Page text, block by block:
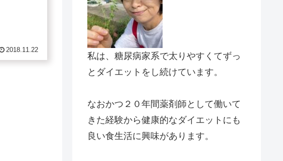
2018.11.22
私は、糖尿病家系で太りやすくてずっ
とダイエットをし続けています。
なおかつ２０年間薬剤師として働いて
きた経験から健康的なダイエットにも
良い食生活に興味があります。